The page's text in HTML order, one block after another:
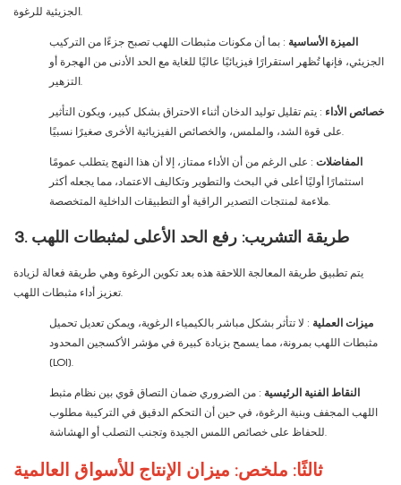
الجزيئية للرغوة.
الميزة الأساسية : بما أن مكونات مثبطات اللهب تصبح جزءًا من التركيب
الجزيئي، فإنها تُظهر استقرارًا فيزيائيًا عاليًا للغاية مع الحد الأدنى من الهجرة أو
التزهير.
خصائص الأداء : يتم تقليل توليد الدخان أثناء الاحتراق بشكل كبير، ويكون التأثير
على قوة الشد، والملمس، والخصائص الفيزيائية الأخرى صغيرًا نسبيًا.
المفاضلات : على الرغم من أن الأداء ممتاز، إلا أن هذا النهج يتطلب عمومًا
استثمارًا أوليًا أعلى في البحث والتطوير وتكاليف الاعتماد، مما يجعله أكثر
ملاءمة لمنتجات التصدير الراقية أو التطبيقات الداخلية المتخصصة.
3. طريقة التشريب: رفع الحد الأعلى لمثبطات اللهب
يتم تطبيق طريقة المعالجة اللاحقة هذه بعد تكوين الرغوة وهي طريقة فعالة لزيادة
تعزيز أداء مثبطات اللهب.
ميزات العملية : لا تتأثر بشكل مباشر بالكيمياء الرغوية، ويمكن تعديل تحميل
مثبطات اللهب بمرونة، مما يسمح بزيادة كبيرة في مؤشر الأكسجين المحدود
(LOI).
النقاط الفنية الرئيسية : من الضروري ضمان التصاق قوي بين نظام مثبط
اللهب المجفف وبنية الرغوة، في حين أن التحكم الدقيق في التركيبة مطلوب
للحفاظ على خصائص اللمس الجيدة وتجنب التصلب أو الهشاشة.
ثالثًا: ملخص: ميزان الإنتاج للأسواق العالمية